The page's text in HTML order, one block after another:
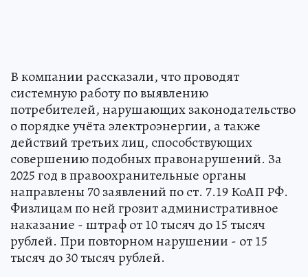
В компании рассказали, что проводят
системную работу по выявлению
потребителей, нарушающих законодательство
о порядке учёта электроэнергии, а также
действий третьих лиц, способствующих
совершению подобных правонарушений. За
2025 год в правоохранительные органы
направлены 70 заявлений по ст. 7.19 КоАП РФ.
Физлицам по ней грозит административное
наказание - штраф от 10 тысяч до 15 тысяч
рублей. При повторном нарушении - от 15
тысяч до 30 тысяч рублей.